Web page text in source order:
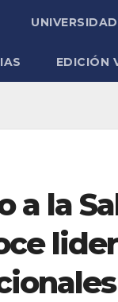
EDICIÓN
a la